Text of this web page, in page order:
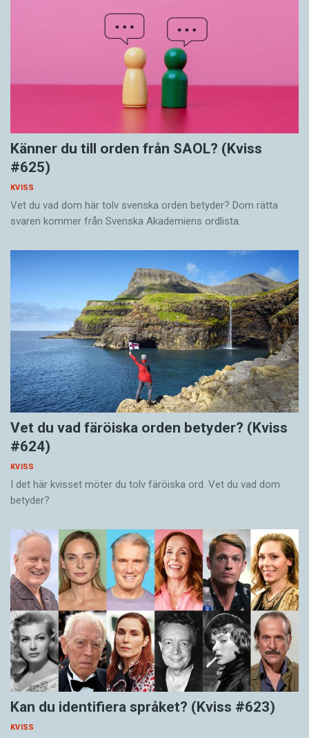
Känner du till orden från SAOL? (Kviss
#625)
KVISS
Vet du vad dom här tolv svenska orden betyder? Dom rätta
svaren kommer från Svenska Akademiens ordlista.
Vet du vad färöiska orden betyder? (Kviss
#624)
KVISS
I det här kvisset möter du tolv färöiska ord. Vet du vad dom
betyder?
Kan du identifiera språket? (Kviss #623)
KVISS